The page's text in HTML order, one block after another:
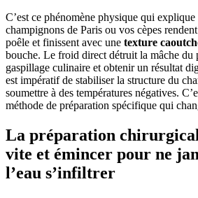
C’est ce phénomène physique qui
champignons de Paris ou vos cèpes
poêle et finissent avec une texture
bouche. Le froid direct détruit la mâche du
gaspillage culinaire et obtenir un résultat
est impératif de stabiliser la structure du
soumettre à des températures négatives.
méthode de préparation spécifique qui
La préparation
vite et émincer pour ne
l’eau s’infiltrer